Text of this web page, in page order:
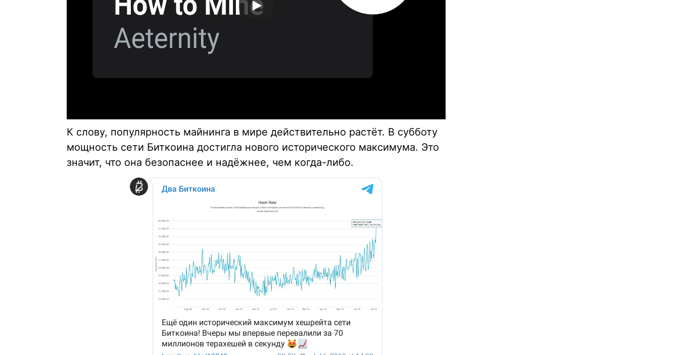
К слову, популярность майнинга в мире действительно растёт. В субботу
мощность сети Биткоина достигла нового исторического максимума. Это
значит, что она безопаснее и надёжнее, чем когда-либо.